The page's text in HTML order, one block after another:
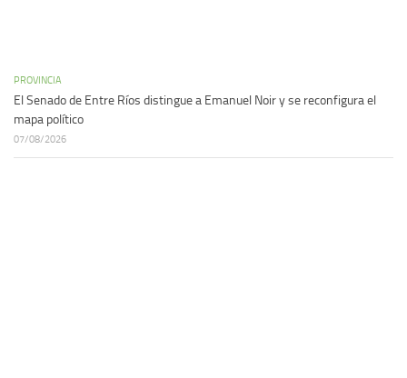
PROVINCIA
El Senado de Entre Ríos distingue a Emanuel Noir y se reconfigura el
mapa político
07/08/2026